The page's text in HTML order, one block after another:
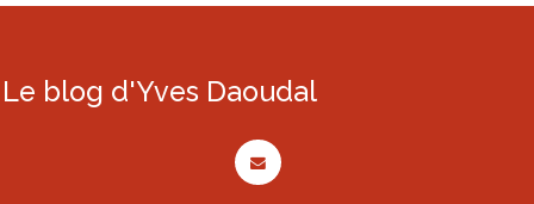
Le blog d'Yves Daoudal